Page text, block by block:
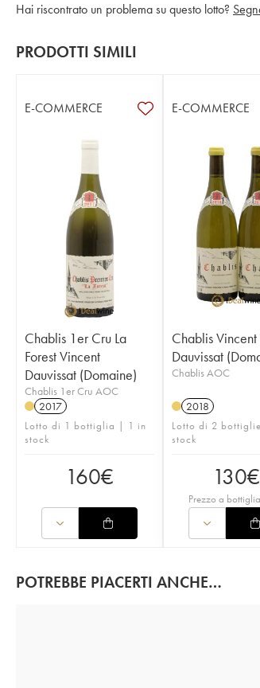
Hai riscontrato un problema su questo lotto?
PRODOTTI SIMILI
E-COMMERCE
Chablis 1er Cru La
Forest Vincent
Dauvissat (Domaine)
Chablis 1er Cru AOC
2017
Lotto di 1 bottiglia | 1 in
stock
160€
E-COMMERCE
Chablis Vincent
Dauvissat
Chablis AOC
2018
Lotto di 2
stock
130€
Prezzo a bottiglia
POTREBBE PIACERTI ANCHE…